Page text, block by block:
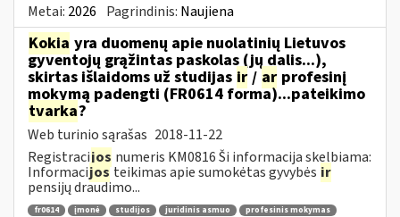
Metai: 2026 Pagrindinis: Naujiena
Kokia yra duomenų apie nuolatinių Lietuvos
gyventojų grąžintas paskolas (jų dalis...),
skirtas išlaidoms už studijas ir / ar profesinį
mokymą padengti (FR0614 forma)...pateikimo
tvarka?
Web turinio sąrašas 2018-11-22
Registracijos numeris KM0816 Ši informacija skelbiama:
Informacijosteikimas apie sumokėtas gyvybės ir
pensijų draudimo...
fr0614 įmonė studijos juridinis asmuo profesinis mokymas